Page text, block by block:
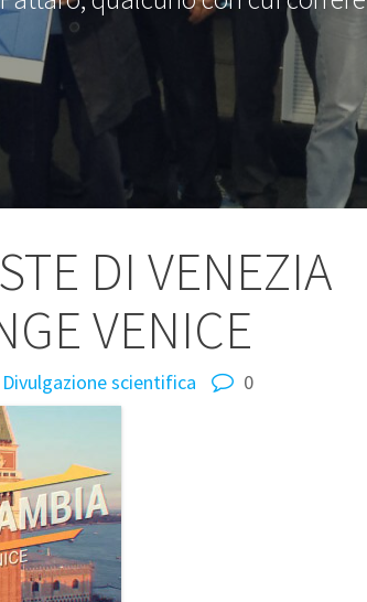
DI VENEZIA
VENICE
Divulgazione scientifica 0